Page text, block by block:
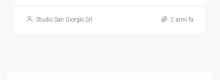
Studio San Giorgio Srl 2 anni fa